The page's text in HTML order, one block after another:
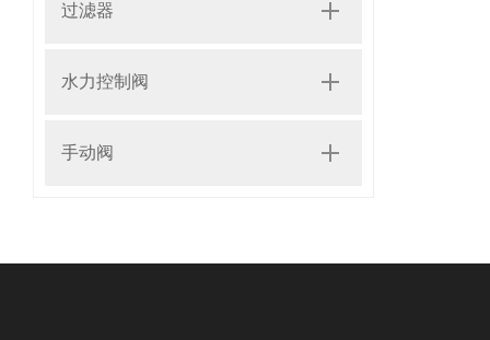
过滤器
水力控制阀
手动阀